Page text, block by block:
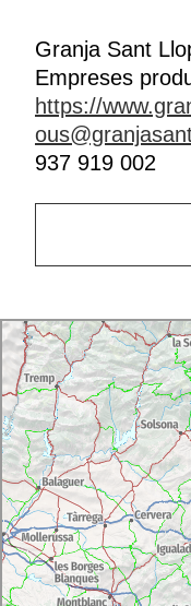
Granja Sant
Empreses
https://
937 919 002